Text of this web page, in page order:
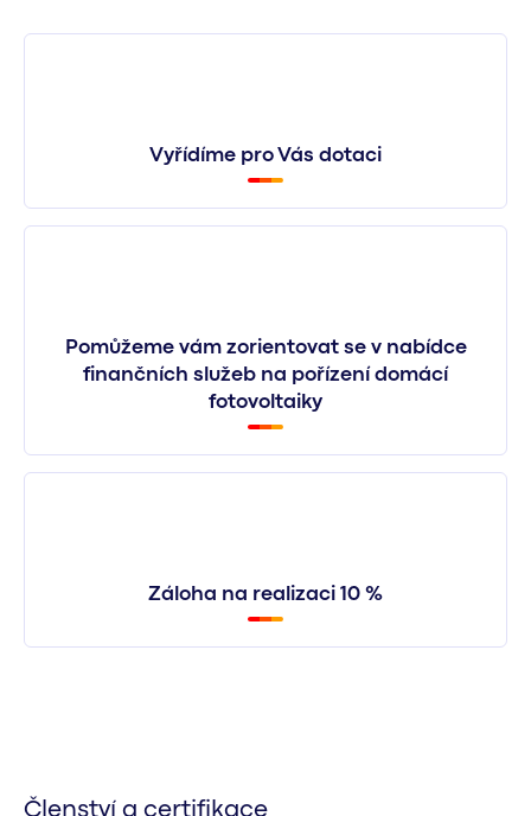
Vyřídíme pro Vás dotaci
Pomůžeme vám zorientovat se v nabídce
finančních služeb na pořízení domácí
fotovoltaiky
Záloha na realizaci 10 %
Členství a certifikace